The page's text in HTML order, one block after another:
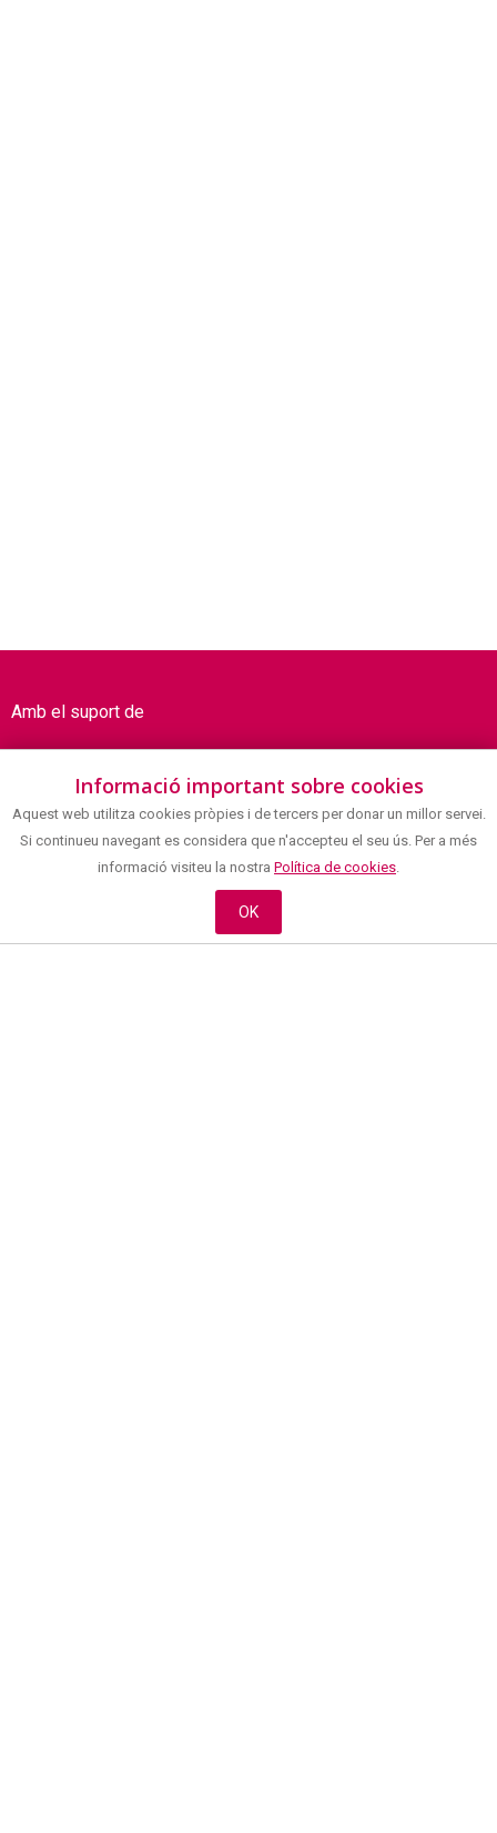
Amb el suport de
Informació important sobre cookies
Aquest web utilitza cookies pròpies i de tercers per donar un millor servei.
Si continueu navegant es considera que n'accepteu el seu ús. Per a més
informació visiteu la nostra Política de cookies.
OK